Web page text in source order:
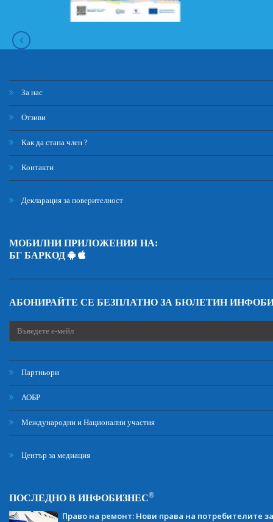
За нас
Отзиви
Как да стана член ?
Контакти
Декларация за поверителност
МОБИЛНИ ПРИЛОЖЕНИЯ НА:
БГ БАРКОД
АБОНИРАЙТЕ СЕ БЕЗПЛАТНО ЗА БЮЛЕТИН
Партньори
АОБР
Международни и Национални участия
Център за медиация
ПОСЛЕДНО В ИНФОБИЗНЕС®
Право на ремонт: Нови права на потребителите